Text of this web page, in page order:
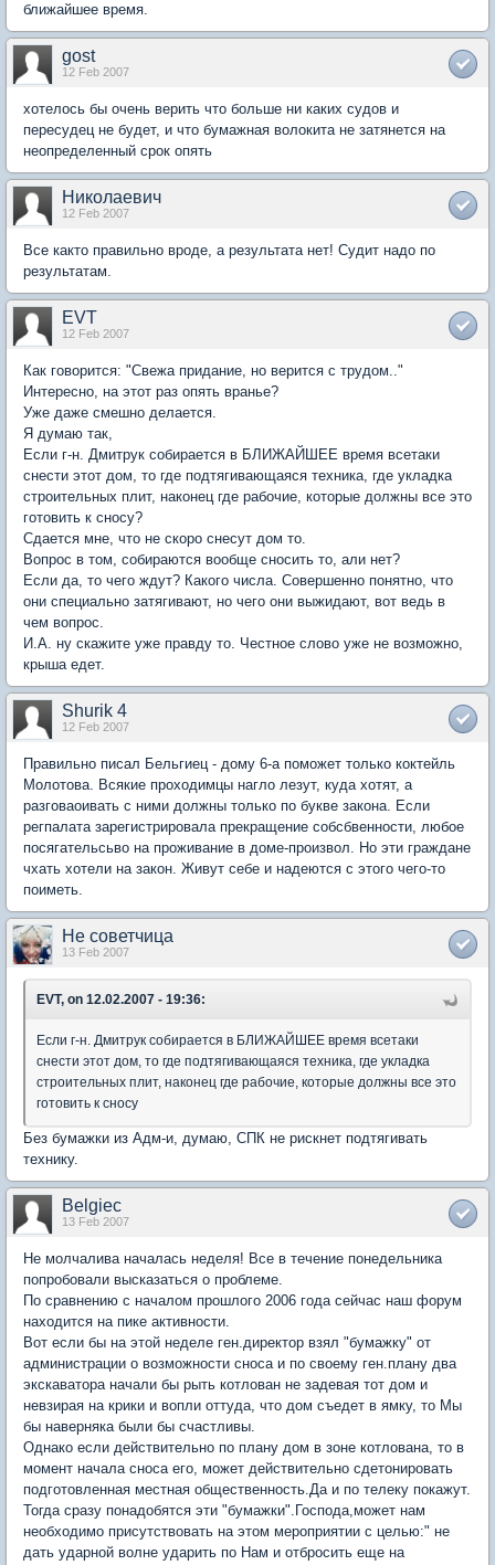
ближайшее время.
gost
12 Feb 2007
хотелось бы очень верить что больше ни каких судов и
пересудец не будет, и что бумажная волокита не затянется на
неопределенный срок опять
Николаевич
12 Feb 2007
Все както правильно вроде, а результата нет! Судит надо по
результатам.
EVT
12 Feb 2007
Как говорится: "Свежа придание, но верится с трудом.."
Интересно, на этот раз опять вранье?
Уже даже смешно делается.
Я думаю так,
Если г-н. Дмитрук собирается в БЛИЖАЙШЕЕ время всетаки
снести этот дом, то где подтягивающаяся техника, где укладка
строительных плит, наконец где рабочие, которые должны все это
готовить к сносу?
Сдается мне, что не скоро снесут дом то.
Вопрос в том, собираются вообще сносить то, али нет?
Если да, то чего ждут? Какого числа. Совершенно понятно, что
они специально затягивают, но чего они выжидают, вот ведь в
чем вопрос.
И.А. ну скажите уже правду то. Честное слово уже не возможно,
крыша едет.
Shurik 4
12 Feb 2007
Правильно писал Бельгиец - дому 6-а поможет только коктейль
Молотова. Всякие проходимцы нагло лезут, куда хотят, а
разговаоивать с ними должны только по букве закона. Если
регпалата зарегистрировала прекращение собсбвенности, любое
посягательсьво на проживание в доме-произвол. Но эти граждане
чхать хотели на закон. Живут себе и надеются с этого чего-то
поиметь.
Не советчица
13 Feb 2007
EVT, on 12.02.2007 - 19:36:
Если г-н. Дмитрук собирается в БЛИЖАЙШЕЕ время всетаки
снести этот дом, то где подтягивающаяся техника, где укладка
строительных плит, наконец где рабочие, которые должны все это
готовить к сносу
Без бумажки из Адм-и, думаю, СПК не рискнет подтягивать
технику.
Belgiec
13 Feb 2007
Не молчалива началась неделя! Все в течение понедельника
попробовали высказаться о проблеме.
По сравнению с началом прошлого 2006 года сейчас наш форум
находится на пике активности.
Вот если бы на этой неделе ген.директор взял "бумажку" от
администрации о возможности сноса и по своему ген.плану два
экскаватора начали бы рыть котлован не задевая тот дом и
невзирая на крики и вопли оттуда, что дом съедет в ямку, то Мы
бы наверняка были бы счастливы.
Однако если действительно по плану дом в зоне котлована, то в
момент начала сноса его, может действительно сдетонировать
подготовленная местная общественность.Да и по телеку покажут.
Тогда сразу понадобятся эти "бумажки".Господа,может нам
необходимо присутствовать на этом мероприятии с целью:" не
дать ударной волне ударить по Нам и отбросить еще на